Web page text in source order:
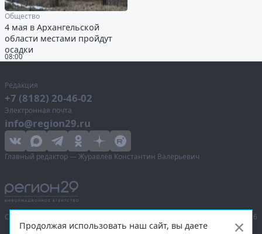
08:00
Общество
4 мая в Архангельской
области местами пройдут
осадки
Редакция
+7 (8182) 20-46-02
Электронная почта
info@region29.ru
Главный редактор — Журавлёв Константин Валерьевич
Сетевое издание «Информационное агентство Регион 29»,
© 2016–2026
Продолжая использовать наш сайт, вы даете